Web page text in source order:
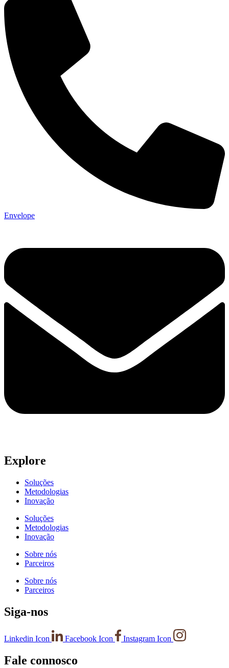
Envelope
Explore
Soluções
Metodologias
Inovação
Soluções
Metodologias
Inovação
Sobre nós
Parceiros
Sobre nós
Parceiros
Siga-nos
Linkedin Icon Facebook Icon Instagram Icon
Fale connosco